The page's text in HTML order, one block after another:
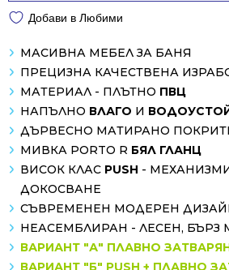
Добави в Любими
МАСИВНА МЕБЕЛ ЗА БАНЯ
ПРЕЦИЗНА КАЧЕСТВЕНА
МАТЕРИАЛ - ПЛЪТНО ПВЦ
НАПЪЛНО ВЛАГО И
ДЪРВЕСНО МАТИРАНО
МИВКА PORTO R БЯЛ ГЛАНЦ
ВИСОК КЛАС PUSH -
ДОКОСВАНЕ
СЪВРЕМЕНЕН МОДЕРЕН
НЕАСЕМБЛИРАН - ЛЕСЕН,
ВАРИАНТ "А" ПЛАВНО
ВАРИАНТ "Б" PUSH + ПЛАВНО